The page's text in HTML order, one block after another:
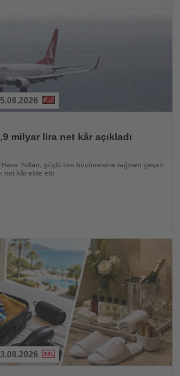
milyar lira net kâr açıkladı
Yolları, güçlü ciro büyümesine rağmen geçen
net kâr elde etti